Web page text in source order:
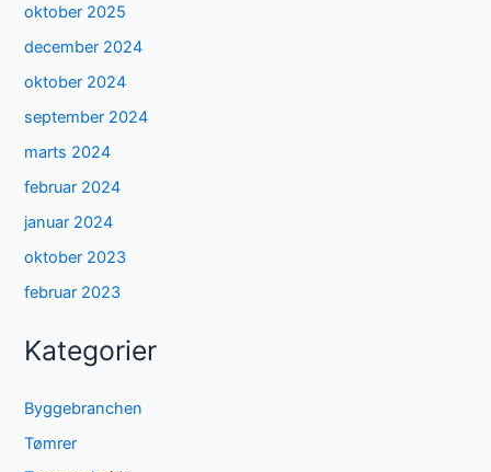
oktober 2025
december 2024
oktober 2024
september 2024
marts 2024
februar 2024
januar 2024
oktober 2023
februar 2023
Kategorier
Byggebranchen
Tømrer